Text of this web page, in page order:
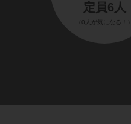
定員6人
（0人が気になる！）